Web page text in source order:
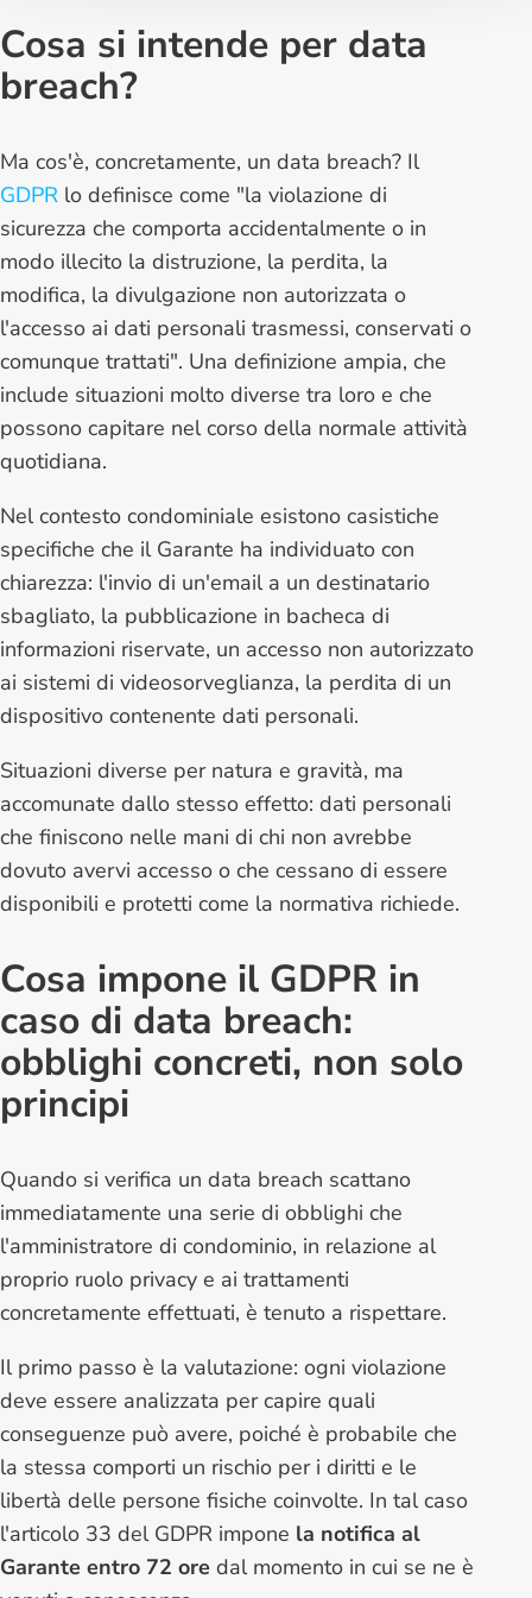
Cosa si intende per data
breach?
Ma cos'è, concretamente, un data breach? Il
GDPR lo definisce come "la violazione di
sicurezza che comporta accidentalmente o in
modo illecito la distruzione, la perdita, la
modifica, la divulgazione non autorizzata o
l'accesso ai dati personali trasmessi, conservati o
comunque trattati". Una definizione ampia, che
include situazioni molto diverse tra loro e che
possono capitare nel corso della normale attività
quotidiana.
Nel contesto condominiale esistono casistiche
specifiche che il Garante ha individuato con
chiarezza: l'invio di un'email a un destinatario
sbagliato, la pubblicazione in bacheca di
informazioni riservate, un accesso non autorizzato
ai sistemi di videosorveglianza, la perdita di un
dispositivo contenente dati personali.
Situazioni diverse per natura e gravità, ma
accomunate dallo stesso effetto: dati personali
che finiscono nelle mani di chi non avrebbe
dovuto avervi accesso o che cessano di essere
disponibili e protetti come la normativa richiede.
Cosa impone il GDPR in
caso di data breach:
obblighi concreti, non solo
principi
Quando si verifica un data breach scattano
immediatamente una serie di obblighi che
l'amministratore di condominio, in relazione al
proprio ruolo privacy e ai trattamenti
concretamente effettuati, è tenuto a rispettare.
Il primo passo è la valutazione: ogni violazione
deve essere analizzata per capire quali
conseguenze può avere, poiché è probabile che
la stessa comporti un rischio per i diritti e le
libertà delle persone fisiche coinvolte. In tal caso
l'articolo 33 del GDPR impone la notifica al
Garante entro 72 ore dal momento in cui se ne è